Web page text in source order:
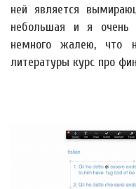
ней является
небольшая и я очень
немного жалею, что
литературы курс про